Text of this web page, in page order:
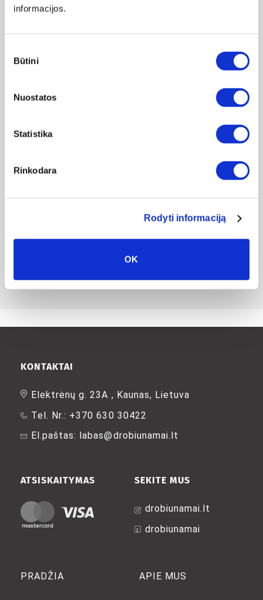
informacijos.
pasirinkimas
Būtini
Nuostatos
Statistika
Rinkodara
Rodyti informaciją
OK
PVM kodas:
Adresas:
pristatymas į
vietoje 2 d.d.
PRADŽIA APIE MUS
SEKITE MUS
drobiunamai.lt
drobiunamai
ATSISKAITYMAS
KONTAKTAI
Elektrėnų g. 23A , Kaunas, Lietuva
Tel. Nr.: +370 630 30422
El.paštas: labas@drobiunamai.lt